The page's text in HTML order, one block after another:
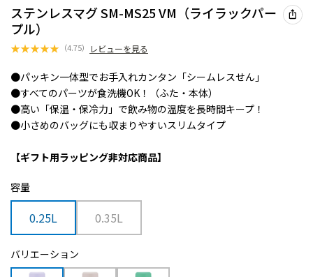
ステンレスマグ SM-MS25 VM（ライラックパー
プル）
★★★★★ （4.75） レビューを見る
●パッキン一体型でお手入れカンタン「シームレスせん」
●すべてのパーツが食洗機OK！（ふた・本体）
●高い「保温・保冷力」で飲み物の温度を長時間キープ！
●小さめのバッグにも収まりやすいスリムタイプ
【ギフト用ラッピング非対応商品】
容量
0.25L 0.35L
バリエーション